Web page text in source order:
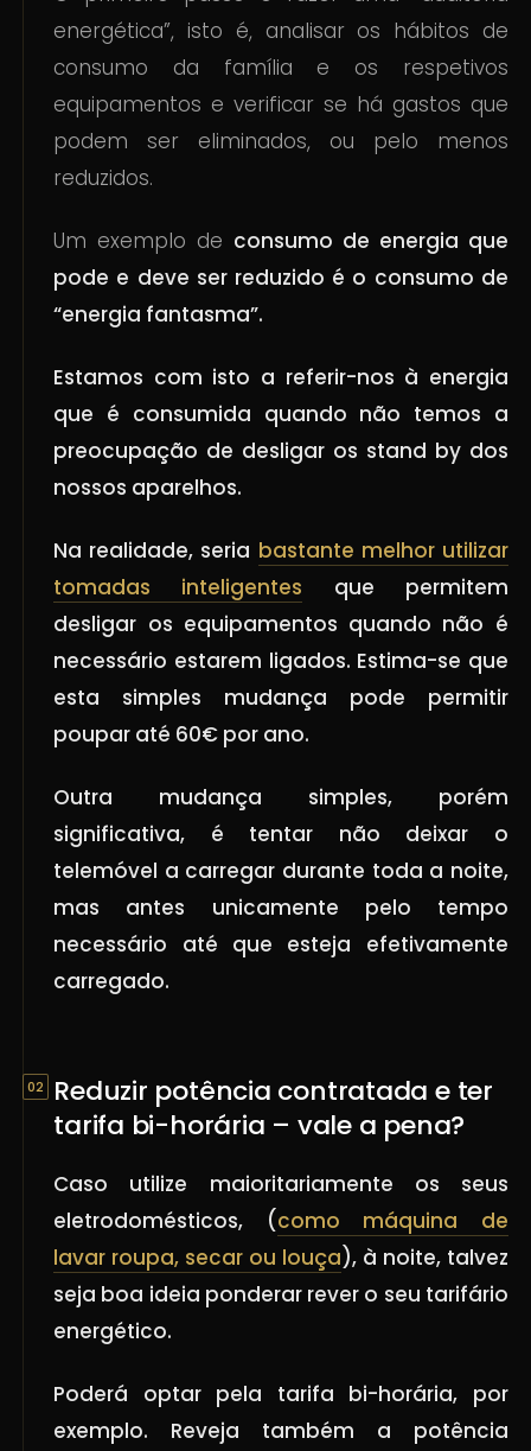
energética”, isto é, analisar os hábitos de
consumo da família e os respetivos
equipamentos e verificar se há gastos que
podem ser eliminados, ou pelo menos
reduzidos.
Um exemplo de consumo de energia que
pode e deve ser reduzido é o consumo de
“energia fantasma”.
Estamos com isto a referir-nos à energia
que é consumida quando não temos a
preocupação de desligar os stand by dos
nossos aparelhos.
Na realidade, seria bastante melhor utilizar
tomadas inteligentes que permitem
desligar os equipamentos quando não é
necessário estarem ligados. Estima-se que
esta simples mudança pode permitir
poupar até 60€ por ano.
Outra mudança simples, porém
significativa, é tentar não deixar o
telemóvel a carregar durante toda a noite,
mas antes unicamente pelo tempo
necessário até que esteja efetivamente
carregado.
Reduzir potência contratada e ter
tarifa bi-horária – vale a pena?
Caso utilize maioritariamente os seus
eletrodomésticos, (como máquina de
lavar roupa, secar ou louça), à noite, talvez
seja boa ideia ponderar rever o seu tarifário
energético.
Poderá optar pela tarifa bi-horária, por
exemplo. Reveja também a potência